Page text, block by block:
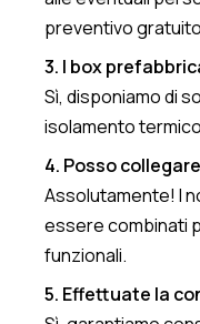
preventivo
3. I box
Sì, disponiamo di
isolamento
4. Posso
Assolutamente! I
essere combinati
funzionali.
5. Effettuate la